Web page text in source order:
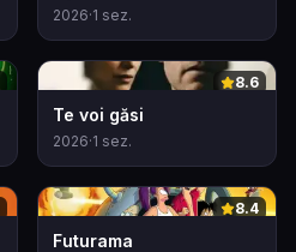
2026·1 sez.
0 8.6
Te voi găsi
2026·1 sez.
0 8.4
Futurama